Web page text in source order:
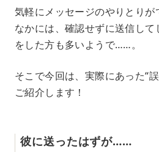
気軽にメッセージのやりとりが
なかには、確認せずに送信し
をした方も多いようで……。
そこで今回は、実際にあった“
ご紹介します！
彼に送ったはずが……